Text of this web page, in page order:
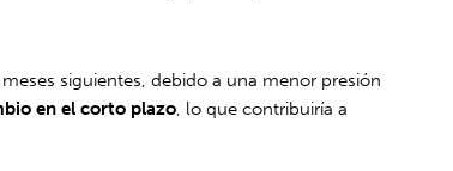
siguientes, debido a una menor presión
en el corto plazo, lo que contribuiría a